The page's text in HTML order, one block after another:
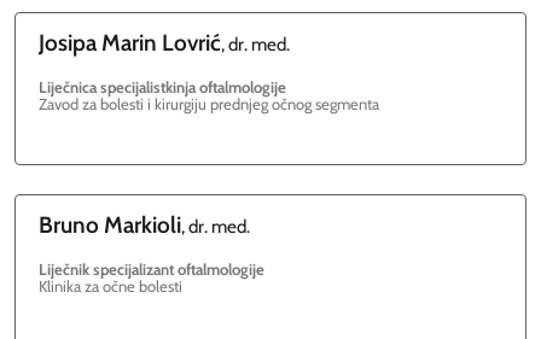
Josipa Marin Lovrić, dr. med.
Liječnica specijalistkinja oftalmologije
Zavod za bolesti i kirurgiju prednjeg očnog segmenta
Bruno Markioli, dr. med.
Liječnik specijalizant oftalmologije
Klinika za očne bolesti